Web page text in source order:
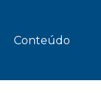
Conteúdo